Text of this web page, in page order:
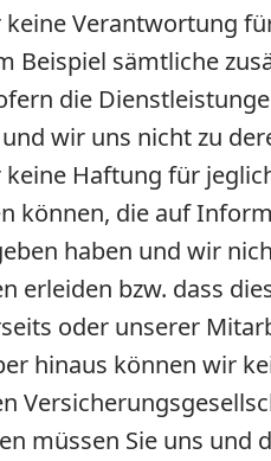
keine Verantwortung
Beispiel sämtliche
die
wir uns nicht zu
Haftung für
können, die auf
haben und wir
erleiden bzw. dass
oder unserer
hinaus können wir
müssen Sie uns